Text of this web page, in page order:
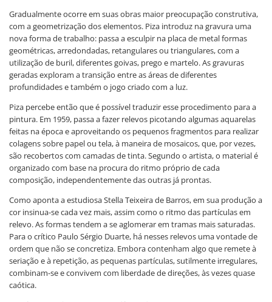
Gradualmente ocorre em suas obras maior preocupação construtiva,
com a geometrização dos elementos. Piza introduz na gravura uma
nova forma de trabalho: passa a esculpir na placa de metal formas
geométricas, arredondadas, retangulares ou triangulares, com a
utilização de buril, diferentes goivas, prego e martelo. As gravuras
geradas exploram a transição entre as áreas de diferentes
profundidades e também o jogo criado com a luz.
Piza percebe então que é possível traduzir esse procedimento para a
pintura. Em 1959, passa a fazer relevos picotando algumas aquarelas
feitas na época e aproveitando os pequenos fragmentos para realizar
colagens sobre papel ou tela, à maneira de mosaicos, que, por vezes,
são recobertos com camadas de tinta. Segundo o artista, o material é
organizado com base na procura do ritmo próprio de cada
composição, independentemente das outras já prontas.
Como aponta a estudiosa Stella Teixeira de Barros, em sua produção a
cor insinua-se cada vez mais, assim como o ritmo das partículas em
relevo. As formas tendem a se aglomerar em tramas mais saturadas.
Para o crítico Paulo Sérgio Duarte, há nesses relevos uma vontade de
ordem que não se concretiza. Embora contenham algo que remete à
seriação e à repetição, as pequenas partículas, sutilmente irregulares,
combinam-se e convivem com liberdade de direções, às vezes quase
caótica.